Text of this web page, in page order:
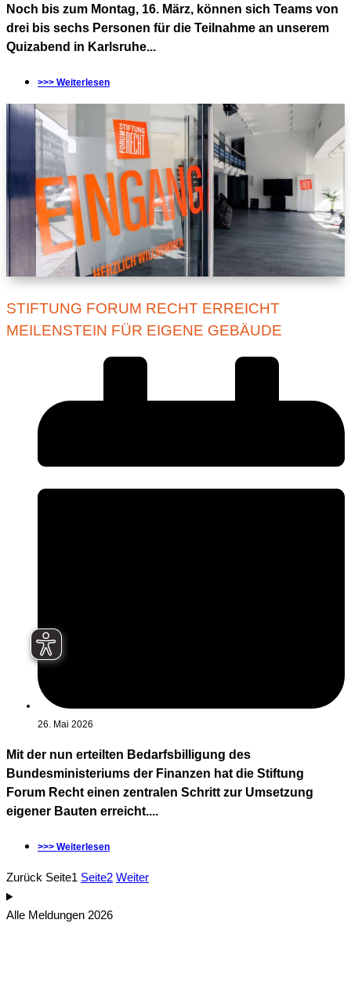
Noch bis zum Montag, 16. März, können sich Teams von
drei bis sechs Personen für die Teilnahme an unserem
Quizabend in Karlsruhe...
>>> Weiterlesen
STIFTUNG FORUM RECHT ERREICHT
MEILENSTEIN FÜR EIGENE GEBÄUDE
26. Mai 2026
Mit der nun erteilten Bedarfsbilligung des
Bundesministeriums der Finanzen hat die Stiftung
Forum Recht einen zentralen Schritt zur Umsetzung
eigener Bauten erreicht....
>>> Weiterlesen
Zurück Seite1 Seite2 Weiter
Alle Meldungen 2026